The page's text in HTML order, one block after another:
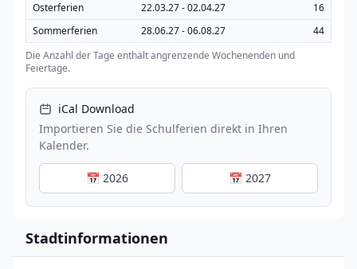
Osterferien
22.03.27 - 02.04.27
16
Sommerferien
28.06.27 - 06.08.27
44
Die Anzahl der Tage enthält angrenzende Wochenenden und
Feiertage.
iCal Download
Importieren Sie die Schulferien direkt in Ihren
Kalender.
📅 2026 📅 2027
Stadtinformationen